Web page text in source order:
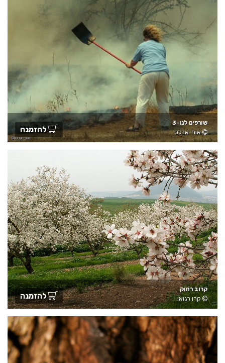
שורפים לנו-3
אורי אבלס
להזמנה
קרוב רחוק
קרן רגואן
להזמנה